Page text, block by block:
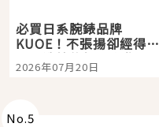
必買日系腕錶品牌
KUOE！不張揚卻經得起
時間洗鍊的經典之作五
選
2026年07月20日
No.5